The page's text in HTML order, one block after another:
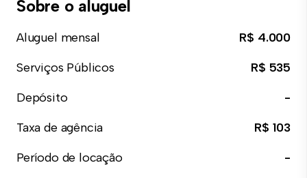
Sobre o aluguel
Aluguel mensal
R$ 4.000
Serviços Públicos
R$ 535
Depósito
-
Taxa de agência
R$ 103
Período de locação
-